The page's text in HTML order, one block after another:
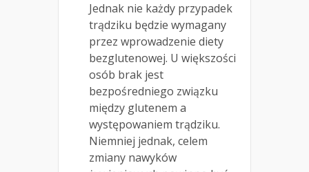
Jednak nie każdy przypadek
trądziku będzie wymagany
przez wprowadzenie diety
bezglutenowej. U większości
osób brak jest
bezpośredniego związku
między glutenem a
występowaniem trądziku.
Niemniej jednak, celem
zmiany nawyków